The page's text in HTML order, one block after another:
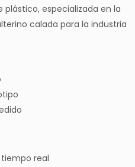
especializada en la
calada para la industria
real